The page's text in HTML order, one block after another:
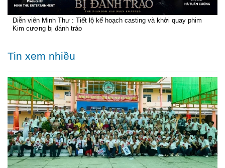
Diễn viên Minh Thư : Tiết lộ kế hoạch casting và khởi quay phim
Kim cương bị đánh tráo
Tin xem nhiều